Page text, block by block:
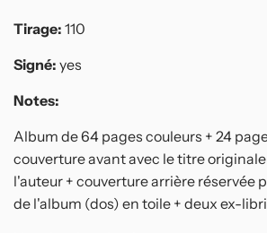
Tirage: 110
Signé: yes
Notes:
Album de 64 pages couleurs + 24
couverture avant avec le titre
l'auteur + couverture arrière réservée
de l'album (dos) en toile + deux ex-